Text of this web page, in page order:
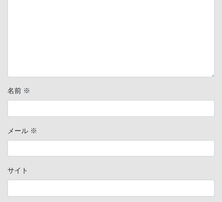
名前 ※
メール ※
サイト